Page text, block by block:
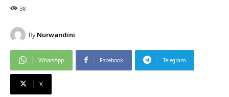
38
By Nurwandini
WhatsApp Facebook Telegram
X